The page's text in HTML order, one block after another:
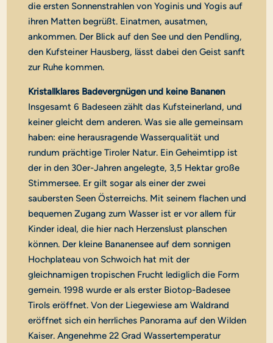
die ersten Sonnenstrahlen von Yoginis und Yogis auf
ihren Matten begrüßt. Einatmen, ausatmen,
ankommen. Der Blick auf den See und den Pendling,
den Kufsteiner Hausberg, lässt dabei den Geist sanft
zur Ruhe kommen.
Kristallklares Badevergnügen und keine Bananen
Insgesamt 6 Badeseen zählt das Kufsteinerland, und
keiner gleicht dem anderen. Was sie alle gemeinsam
haben: eine herausragende Wasserqualität und
rundum prächtige Tiroler Natur. Ein Geheimtipp ist
der in den 30er-Jahren angelegte, 3,5 Hektar große
Stimmersee. Er gilt sogar als einer der zwei
saubersten Seen Österreichs. Mit seinem flachen und
bequemen Zugang zum Wasser ist er vor allem für
Kinder ideal, die hier nach Herzenslust planschen
können. Der kleine Bananensee auf dem sonnigen
Hochplateau von Schwoich hat mit der
gleichnamigen tropischen Frucht lediglich die Form
gemein. 1998 wurde er als erster Biotop-Badesee
Tirols eröffnet. Von der Liegewiese am Waldrand
eröffnet sich ein herrliches Panorama auf den Wilden
Kaiser. Angenehme 22 Grad Wassertemperatur